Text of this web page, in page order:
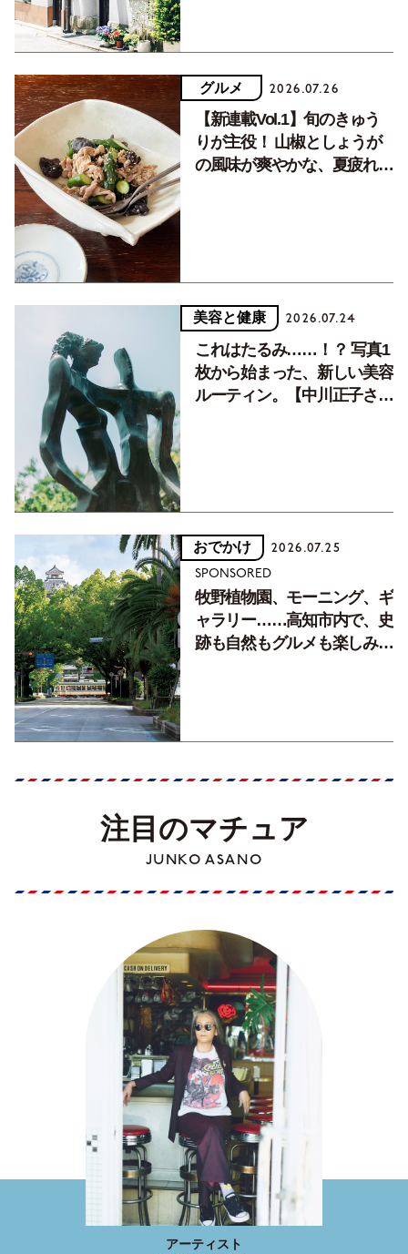
グルメ 2026.07.26
【新連載Vol.1】旬のきゅう
りが主役！ 山椒としょうが
の風味が爽やかな、夏疲れを
美容と健康 2026.07.24
これはたるみ……！？ 写真1
枚から始まった、新しい美容
ルーティン。【中川正子さん
おでかけ 2026.07.25
SPONSORED
牧野植物園、モーニング、ギ
ャラリー……高知市内で、史
跡も自然もグルメも楽しみ尽
注目のマチュア
JUNKO ASANO
アーティスト